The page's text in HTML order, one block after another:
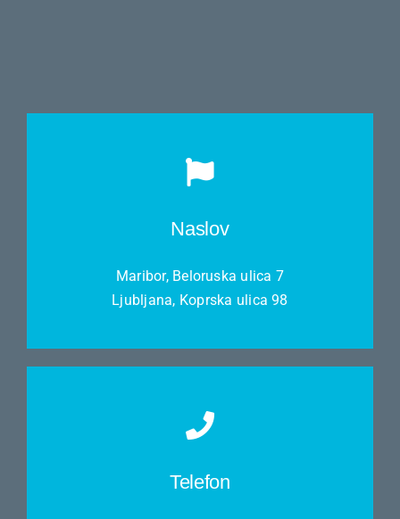
Naslov
Maribor, Beloruska ulica 7
Ljubljana, Koprska ulica 98
Telefon